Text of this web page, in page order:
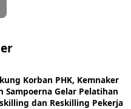
Korban PHK, Kemnaker
Sampoerna Gelar Pelatihan
dan Reskilling Pekerja